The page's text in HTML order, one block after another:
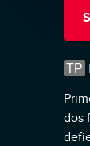
TP |
dos